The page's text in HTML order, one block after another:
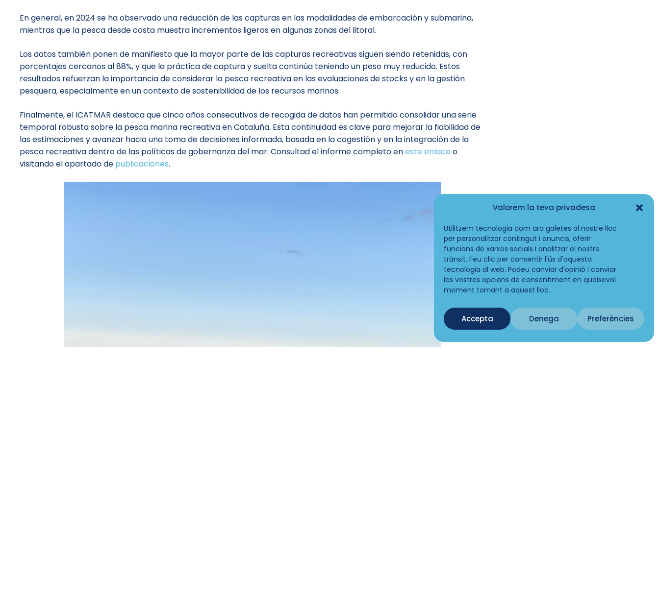
Valorem la teva privadesa
Utilitzem tecnologia com ara galetes al nostre lloc
per personalitzar contingut i anuncis, oferir
funcions de xarxes socials i analitzar el nostre
trànsit. Feu clic per consentir l'ús d'aquesta
tecnologia al web. Podeu canviar d'opinió i canviar
les vostres opcions de consentiment en qualsevol
moment tornant a aquest lloc.
Accepta Denega Preferències
En general, en 2024 se ha observado una reducción de las capturas en las modalidades de embarcación y submarina,
mientras que la pesca desde costa muestra incrementos ligeros en algunas zonas del litoral.
Los datos también ponen de manifiesto que la mayor parte de las capturas recreativas siguen siendo retenidas, con
porcentajes cercanos al 88%, y que la práctica de captura y suelta continúa teniendo un peso muy reducido. Estos
resultados refuerzan la importancia de considerar la pesca recreativa en las evaluaciones de stocks y en la gestión
pesquera, especialmente en un contexto de sostenibilidad de los recursos marinos.
Finalmente, el ICATMAR destaca que cinco años consecutivos de recogida de datos han permitido consolidar una serie
temporal robusta sobre la pesca marina recreativa en Cataluña. Esta continuidad es clave para mejorar la fiabilidad de
las estimaciones y avanzar hacia una toma de decisiones informada, basada en la cogestión y en la integración de la
pesca recreativa dentro de las políticas de gobernanza del mar. Consultad el informe completo eneste enlace o
visitando el apartado de publicaciones.